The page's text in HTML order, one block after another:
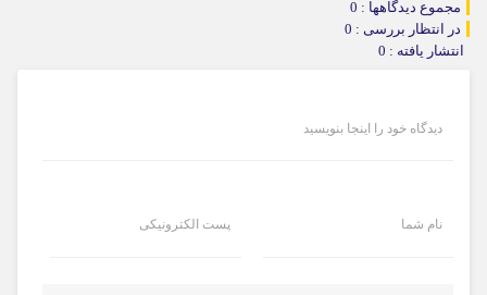
مجموع دیدگاهها : 0
در انتظار بررسی : 0
انتشار یافته : 0
دیدگاه خود را اینجا بنویسید
نام شما پست الکترونیکی